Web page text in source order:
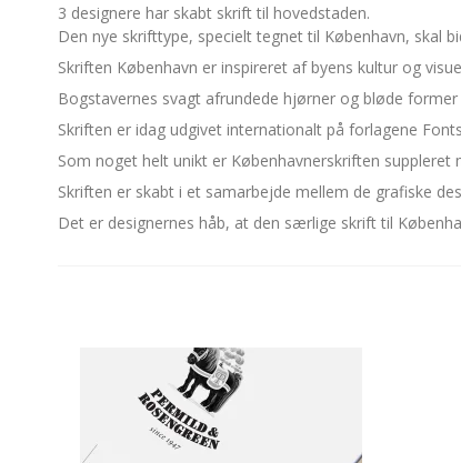
3 designere har skabt skrift til hovedstaden.
Den nye skrifttype, specielt tegnet til København, skal
Skriften København er inspireret af byens kultur og
Bogstavernes svagt afrundede hjørner og bløde
Skriften er idag udgivet internationalt på forlagene
Som noget helt unikt er Københavnerskriften
Skriften er skabt i et samarbejde mellem de grafiske
Det er designernes håb, at den særlige skrift til